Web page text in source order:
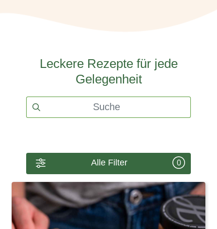
Leckere Rezepte für jede
Gelegenheit
Alle Filter 0